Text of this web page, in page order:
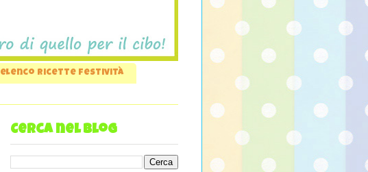
elenco ricette festività
Cerca nel blog